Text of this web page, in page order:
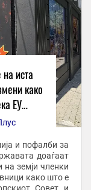
иста
како
ЕУ
и пофалби за
доаѓаат
на земји членки
како што е